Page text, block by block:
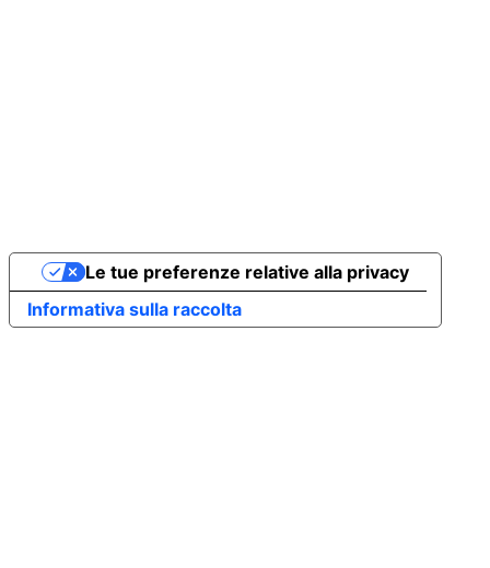
Informativa sulla raccolta
Le tue preferenze relative alla privacy